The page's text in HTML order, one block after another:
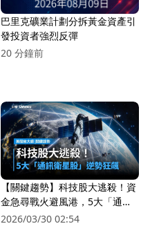
巴里克礦業計劃分拆黃金資產引
發投資者強烈反彈
20 分鐘前
【關鍵趨勢】科技股大逃殺！資
金急尋戰火避風港，5大「通訊
衛星股」逆勢狂飆
2026/03/30 02:54